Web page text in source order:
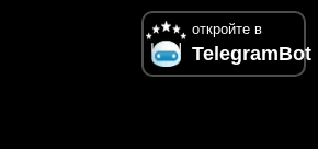
откройте в
TelegramBot